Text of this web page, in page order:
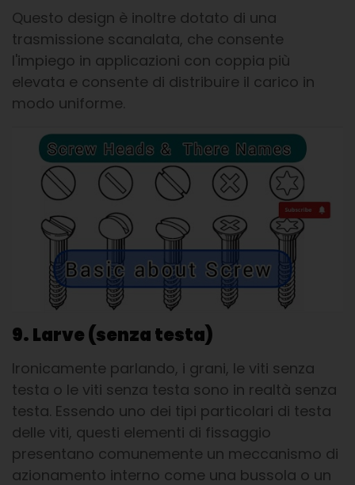
Questo design è inoltre dotato di una
trasmissione scanalata, che consente
l'impiego in applicazioni con coppia più
elevata e consente di distribuire il carico in
modo uniforme.
9. Larve (senza testa)
Ironicamente parlando, i grani, le viti senza
testa o le viti senza testa sono in realtà senza
testa. Essendo uno dei tipi particolari di testa
delle viti, questi elementi di fissaggio
presentano comunemente un meccanismo di
azionamento interno come una bussola o un